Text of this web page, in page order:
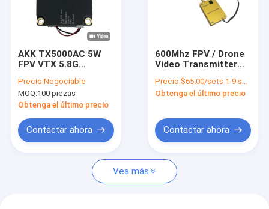
Visita a la fábrica
Solicitar una cotización
Transmisor video de FPV
AKK TX5000AC 5W
FPV VTX 5.8G
de video de drones
4.9G-6G 96CH
Precio:Negociable
MOQ:100 piezas
Obtenga el último precio
Contactar ahora
600Mhz FPV / Drone
Video Transmitter
Conexión de video
inalámbrico con 8
Precio:$65.00/sets 1-9 sets
Obtenga el último precio
Contactar ahora
Vea más